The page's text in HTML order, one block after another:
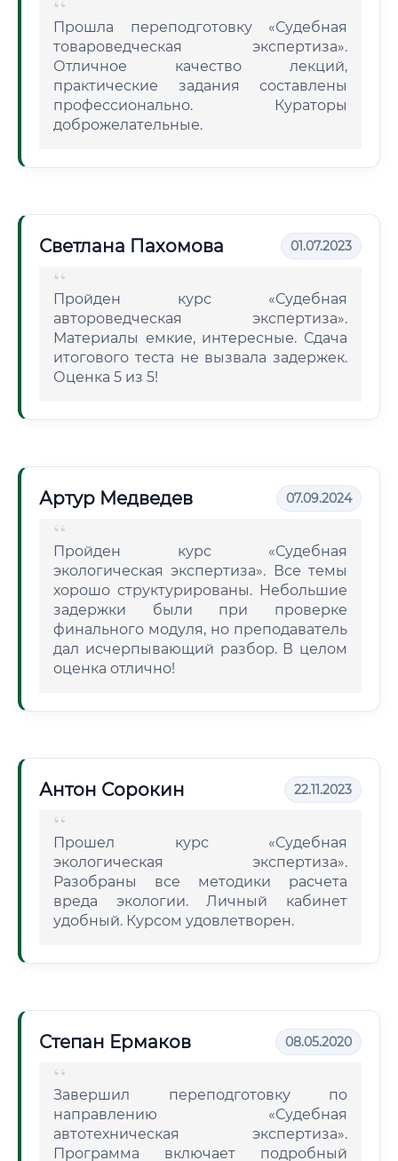
Прошла переподготовку «Судебная
товароведческая экспертиза».
Отличное качество лекций,
практические задания составлены
профессионально. Кураторы
доброжелательные.
Светлана Пахомова 01.07.2023
Пройден курс «Судебная
автороведческая экспертиза».
Материалы емкие, интересные. Сдача
итогового теста не вызвала задержек.
Оценка 5 из 5!
Артур Медведев 07.09.2024
Пройден курс «Судебная
экологическая экспертиза». Все темы
хорошо структурированы. Небольшие
задержки были при проверке
финального модуля, но преподаватель
дал исчерпывающий разбор. В целом
оценка отлично!
Антон Сорокин 22.11.2023
Прошел курс «Судебная
экологическая экспертиза».
Разобраны все методики расчета
вреда экологии. Личный кабинет
удобный. Курсом удовлетворен.
Степан Ермаков 08.05.2020
Завершил переподготовку по
направлению «Судебная
автотехническая экспертиза».
Программа включает подробный